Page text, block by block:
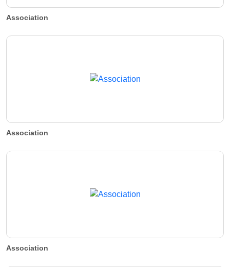
Association
Association
Association